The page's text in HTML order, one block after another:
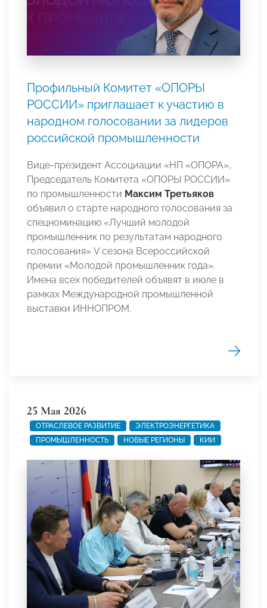
Профильный Комитет «ОПОРЫ
РОССИИ» приглашает к участию в
народном голосовании за лидеров
российской промышленности
Вице-президент Ассоциации «НП «ОПОРА»,
Председатель Комитета «ОПОРЫ РОССИИ»
по промышленности Максим Третьяков
объявил о старте народного голосования за
спецноминацию «Лучший молодой
промышленник по результатам народного
голосования» V сезона Всероссийской
премии «Молодой промышленник года».
Имена всех победителей объявят в июле в
рамках Международной промышленной
выставки ИННОПРОМ.
25 Мая 2026
ОТРАСЛЕВОЕ РАЗВИТИЕ
ЭЛЕКТРОЭНЕРГЕТИКА
ПРОМЫШЛЕННОСТЬ
НОВЫЕ РЕГИОНЫ КИИ